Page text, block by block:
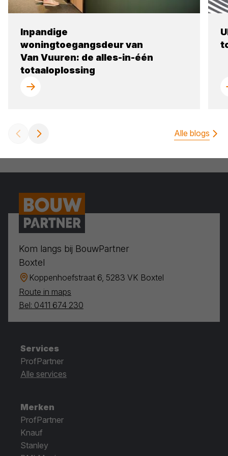
Inpandige
woningtoegangsdeur van
Van Vuuren: de alles-in-één
totaaloplossing
Alle blogs
Kom langs bij BouwPartner
Boxtel
Koppenhoefstraat 6, 5283 VK Boxtel
Route in maps
Bel: 0411 674 230
Services
ProfPartner
Alle services
Merken
ProfPartner
Knauf
Stanley